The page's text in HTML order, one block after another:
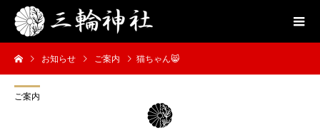
お知らせ ご案内 猫ちゃん😸
ご案内